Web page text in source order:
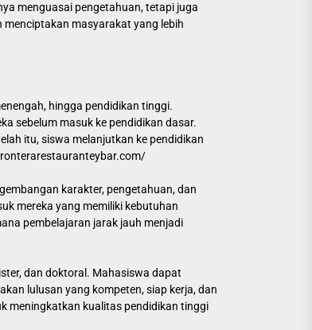
menguasai pengetahuan, tetapi juga
menciptakan masyarakat yang lebih
hingga pendidikan tinggi.
sebelum masuk ke pendidikan dasar.
itu, siswa melanjutkan ke pendidikan
karakter, pengetahuan, dan
mereka yang memiliki kebutuhan
pembelajaran jarak jauh menjadi
dan doktoral. Mahasiswa dapat
lulusan yang kompeten, siap kerja, dan
meningkatkan kualitas pendidikan tinggi